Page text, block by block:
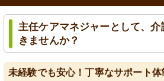
主任ケアマネジャーとして、
きませんか？
未経験でも安心！丁寧なサポート